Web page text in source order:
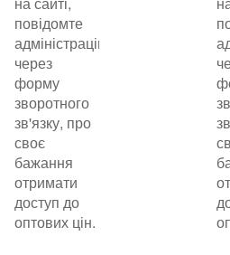
повідомте
адміністрацію
через
форму
зворотного
зв'язку, про
своє
бажання
отримати
доступ до
оптових цін.